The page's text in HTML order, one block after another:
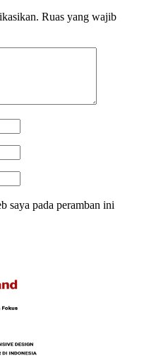
Ruas yang wajib
saya pada peramban ini